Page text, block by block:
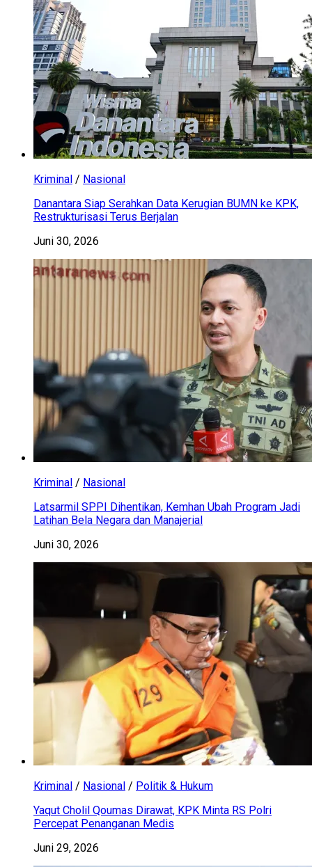
Kriminal / Nasional
Danantara Siap Serahkan Data Kerugian BUMN ke KPK,
Restrukturisasi Terus Berjalan
Juni 30, 2026
Kriminal / Nasional
Latsarmil SPPI Dihentikan, Kemhan Ubah Program Jadi
Latihan Bela Negara dan Manajerial
Juni 30, 2026
Kriminal / Nasional / Politik & Hukum
Yaqut Cholil Qoumas Dirawat, KPK Minta RS Polri
Percepat Penanganan Medis
Juni 29, 2026